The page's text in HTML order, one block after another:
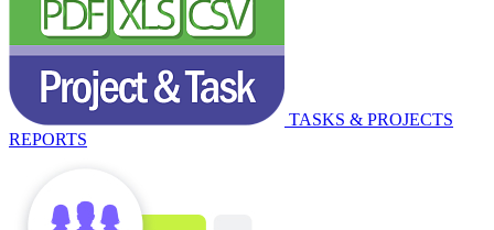
TASKS & PROJECTS
REPORTS